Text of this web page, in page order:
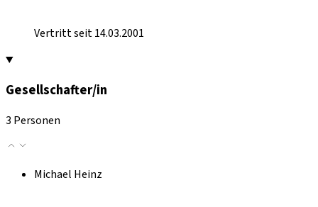
Vertritt seit 14.03.2001
Gesellschafter/in
3 Personen
Michael Heinz